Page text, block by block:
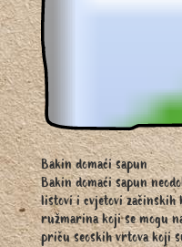
Bakin domaći sapun
Bakin domaći sapun
listovi i cvjetovi začinskih
ružmarina koji se mogu
priču seoskih vrtova koji